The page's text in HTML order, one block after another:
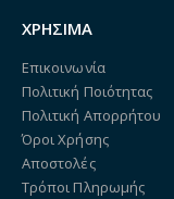
ΧΡΗΣΙΜΑ
Επικοινωνία
Πολιτική Ποιότητας
Πολιτική Απορρήτου
Όροι Χρήσης
Αποστολές
Τρόποι Πληρωμής